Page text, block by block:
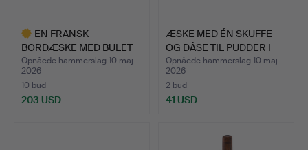
EN FRANSK
BORDÆSKE MED BULET
FRONT FRA 170…
Opnåede hammerslag 10 maj
2026
10 bud
203 USD
ÆSKE MED ÉN SKUFFE
OG DÅSE TIL PUDDER I
DR…
Opnåede hammerslag 10 maj
2026
2 bud
41 USD